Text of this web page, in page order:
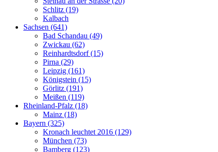
Schlitz (19)
Kalbach
Sachsen (641)
Bad Schandau (49)
Zwickau (62)
Reinhardtsdorf (15)
Pirna (29)
Leipzig (161)
Königstein (15)
Görlitz (191)
Meißen (119)
Rheinland-Pfalz (18)
Mainz (18)
Bayern (325)
Kronach leuchtet 2016 (129)
München (73)
Bamberg (123)